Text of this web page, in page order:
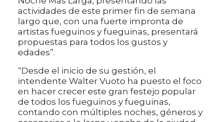
actividades de este primer fin de semana
largo que, con una fuerte impronta de
artistas fueguinos y fueguinas, presentará
propuestas para todos los gustos y
edades”.
“Desde el inicio de su gestión, el
intendente Walter Vuoto ha puesto el foco
en hacer crecer este gran festejo popular
de todos los fueguinos y fueguinas,
contando con múltiples noches, géneros y